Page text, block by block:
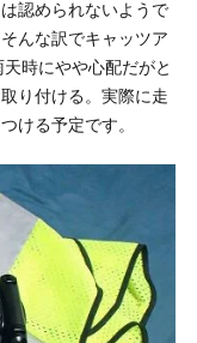
認められないようで
んな訳でキャッツア
時にやや心配だがと
り付ける。実際に走
ける予定です。